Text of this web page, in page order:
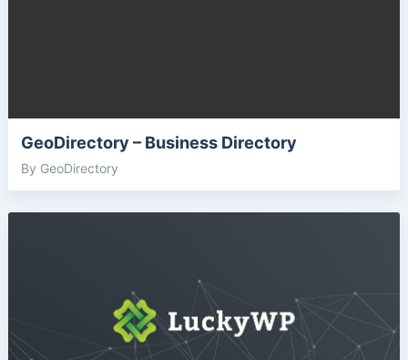
GeoDirectory – Business Directory
By GeoDirectory